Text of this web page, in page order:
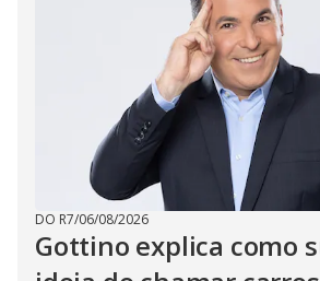
DO R7/06/08/2026
Gottino explica como